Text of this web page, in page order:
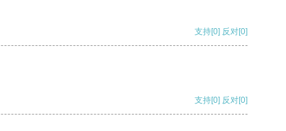
支持[0] 反对[0]
支持[0] 反对[0]